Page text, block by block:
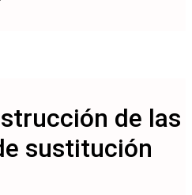
de las
sustitución